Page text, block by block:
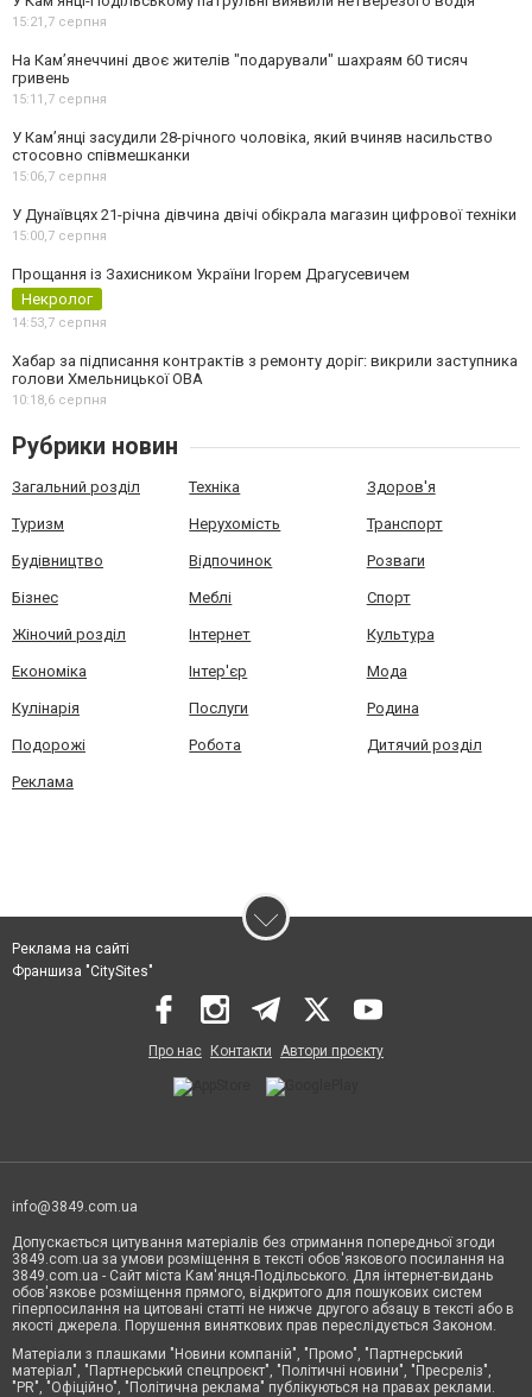
15:21, 7 серпня
На Камʼянеччині двоє жителів "подарували" шахраям 60 тисяч
гривень
15:11, 7 серпня
У Камʼянці засудили 28-річного чоловіка, який вчиняв насильство
стосовно співмешканки
15:06, 7 серпня
У Дунаївцях 21-річна дівчина двічі обікрала магазин цифрової техніки
15:00, 7 серпня
Прощання із Захисником України Ігорем Драгусевичем
Некролог
14:53, 7 серпня
Хабар за підписання контрактів з ремонту доріг: викрили заступника
голови Хмельницької ОВА
10:18, 6 серпня
Рубрики новин
Загальний розділ Техніка Здоров'я
Туризм Нерухомість Транспорт
Будівництво Відпочинок Розваги
Бізнес Меблі Спорт
Жіночий розділ Інтернет Культура
Економіка Інтер'єр Мода
Кулінарія Послуги Родина
Подорожі Робота Дитячий розділ
Реклама
Реклама на сайті
Франшиза "CitySites"
Про нас Контакти Автори проєкту
info@3849.com.ua
Допускається цитування матеріалів без отримання попередньої згоди
3849.com.ua за умови розміщення в тексті обов'язкового посилання на
3849.com.ua - Сайт міста Кам'янця-Подільського. Для інтернет-видань
обов'язкове розміщення прямого, відкритого для пошукових систем
гіперпосилання на цитовані статті не нижче другого абзацу в тексті або в
якості джерела. Порушення виняткових прав переслідується Законом.
Матеріали з плашками "Новини компаній", "Промо", "Партнерський
матеріал", "Партнерський спецпроєкт", "Політичні новини", "Пресреліз",
"PR", "Офіційно", "Політична реклама" публікуються на правах реклами.